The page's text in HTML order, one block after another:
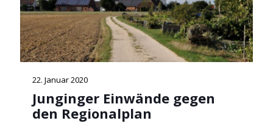
22. Januar 2020
Junginger Einwände gegen
den Regionalplan